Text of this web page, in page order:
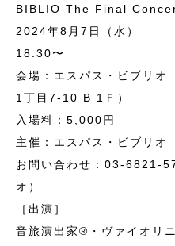
BIBLIO The Final
2024年8月7日（水）
18:30〜
会場：エスパス・ビブリオ
1丁目7-10 B 1Ｆ）
入場料：5,000円
主催：エスパス・ビブリオ
お問い合わせ：03-6821-
オ）
［出演］
音旅演出家®・ヴァイオリ